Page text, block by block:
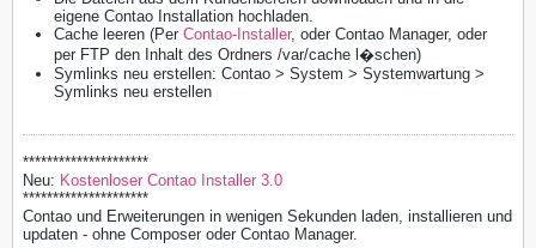
eigene Contao Installation hochladen.
Cache leeren (Per Contao-Installer, oder Contao Manager, oder
per FTP den Inhalt des Ordners /var/cache l�schen)
Symlinks neu erstellen: Contao > System > Systemwartung >
Symlinks neu erstellen
*********************
Neu: Kostenloser Contao Installer 3.0
*********************
Contao und Erweiterungen in wenigen Sekunden laden, installieren und
updaten - ohne Composer oder Contao Manager.